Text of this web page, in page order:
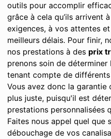
outils pour accomplir
grâce à cela qu’ils arrivent
exigences, à vos attentes
meilleurs délais. Pour finir,
nos prestations à des prix
prenons soin de
tenant compte de
Vous avez donc la
plus juste, puisqu'il est
prestations personnalisées
Faites nous appel quel que
débouchage de vos